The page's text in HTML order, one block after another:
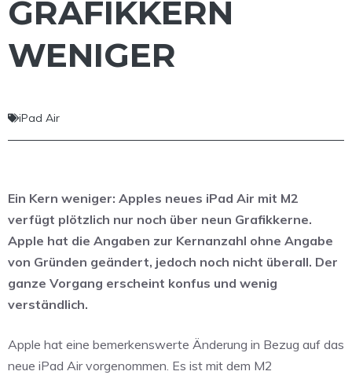
GRAFIKKERN
WENIGER
iPad Air
Ein Kern weniger: Apples neues iPad Air mit M2
verfügt plötzlich nur noch über neun Grafikkerne.
Apple hat die Angaben zur Kernanzahl ohne Angabe
von Gründen geändert, jedoch noch nicht überall. Der
ganze Vorgang erscheint konfus und wenig
verständlich.
Apple hat eine bemerkenswerte Änderung in Bezug auf das
neue iPad Air vorgenommen. Es ist mit dem M2